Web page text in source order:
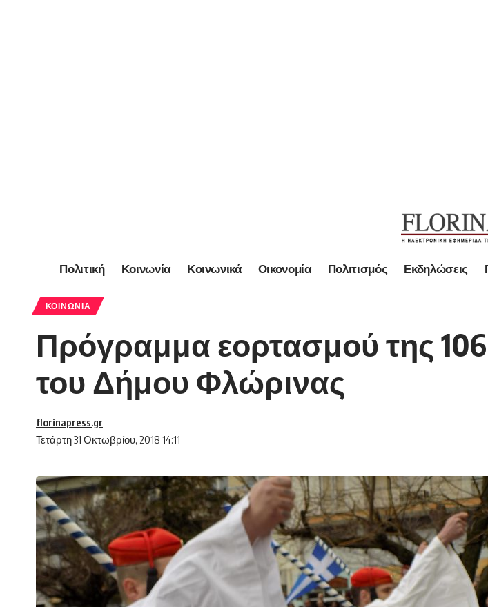
Πολιτική Κοινωνία Κοινωνικά Οικονομία Πολιτισμός Εκδηλώσεις
ΚΟΙΝΩΝΊΑ
Πρόγραμμα εορτασμού της
του Δήμου Φλώρινας
Τετάρτη 31 Οκτωβρίου, 2018 14:11
florinapress.gr